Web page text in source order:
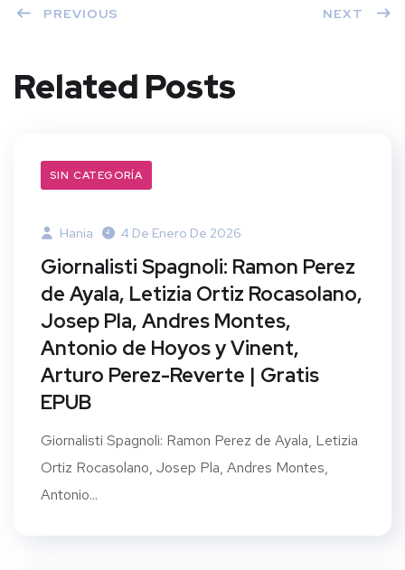
PREVIOUS NEXT
Related Posts
SIN CATEGORÍA
Hania 4 De Enero De 2026
Giornalisti Spagnoli: Ramon Perez
de Ayala, Letizia Ortiz Rocasolano,
Josep Pla, Andres Montes,
Antonio de Hoyos y Vinent,
Arturo Perez-Reverte | Gratis
EPUB
Giornalisti Spagnoli: Ramon Perez de Ayala, Letizia
Ortiz Rocasolano, Josep Pla, Andres Montes,
Antonio...